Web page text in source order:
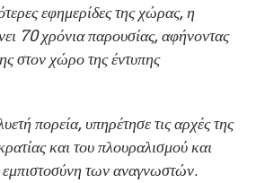
εφημερίδες της χώρας, η
70 χρόνια παρουσίας, αφήνοντας
στον χώρο της έντυπης
πορεία, υπηρέτησε τις αρχές της
και του πλουραλισμού και
εμπιστοσύνη των αναγνωστών.